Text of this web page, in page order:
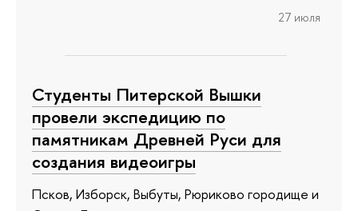
27 июля
Студенты Питерской Вышки
провели экспедицию по
памятникам Древней Руси для
создания видеоигры
Псков, Изборск, Выбуты, Рюриково городище и